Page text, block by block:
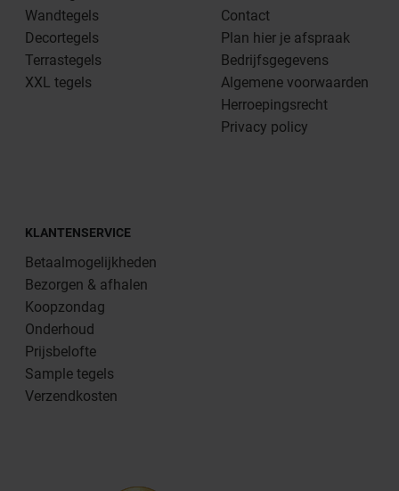
Wandtegels
Decortegels
Terrastegels
XXL tegels
Contact
Plan hier je afspraak
Bedrijfsgegevens
Algemene voorwaarden
Herroepingsrecht
Privacy policy
KLANTENSERVICE
Betaalmogelijkheden
Bezorgen & afhalen
Koopzondag
Onderhoud
Prijsbelofte
Sample tegels
Verzendkosten